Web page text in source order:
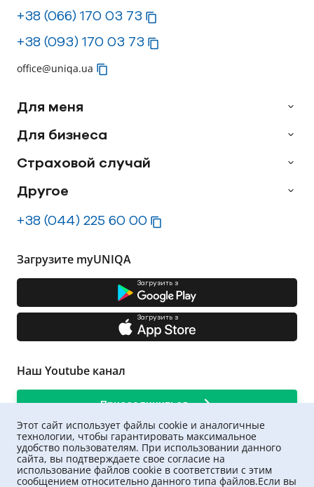
+38 (066) 170 03 73
+38 (093) 170 03 73
office@uniqa.ua
Для меня
Для бизнеса
Страховой случай
Другое
+38 (044) 225 60 00
Загрузите myUNIQA
Загрузить з
Загрузить з
Наш Youtube канал
Присоединиться
Этот сайт использует файлы cookie и аналогичные
технологии, чтобы гарантировать максимальное
удобство пользователям. При использовании данного
сайта, вы подтверждаете свое согласие на
использование файлов cookie в соответствии с этим
сообщением относительно данного типа файлов.Если вы